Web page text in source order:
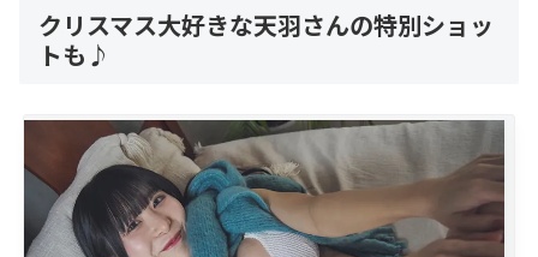
クリスマス大好きな天羽さんの特別ショッ
トも♪